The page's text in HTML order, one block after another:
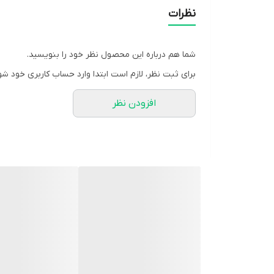
نظرات
شما هم درباره این محصول نظر خود را بنویسید.
برای ثبت نظر، لازم است ابتدا وارد حساب کاربری خود
افزودن نظر